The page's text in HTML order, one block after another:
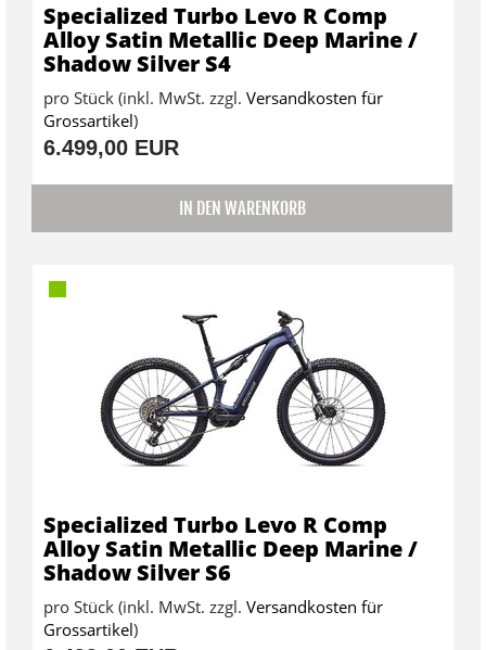
Specialized Turbo Levo R Comp
Alloy Satin Metallic Deep Marine /
Shadow Silver S4
pro Stück (inkl. MwSt. zzgl. Versandkosten für
Grossartikel)
6.499,00 EUR
IN DEN WARENKORB
Specialized Turbo Levo R Comp
Alloy Satin Metallic Deep Marine /
Shadow Silver S6
pro Stück (inkl. MwSt. zzgl. Versandkosten für
Grossartikel)